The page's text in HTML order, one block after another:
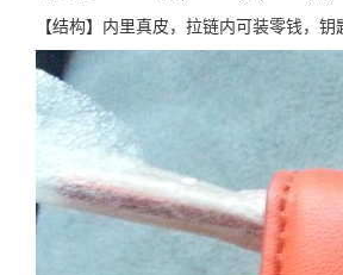
【结构】内里真皮，拉链内可装零钱，